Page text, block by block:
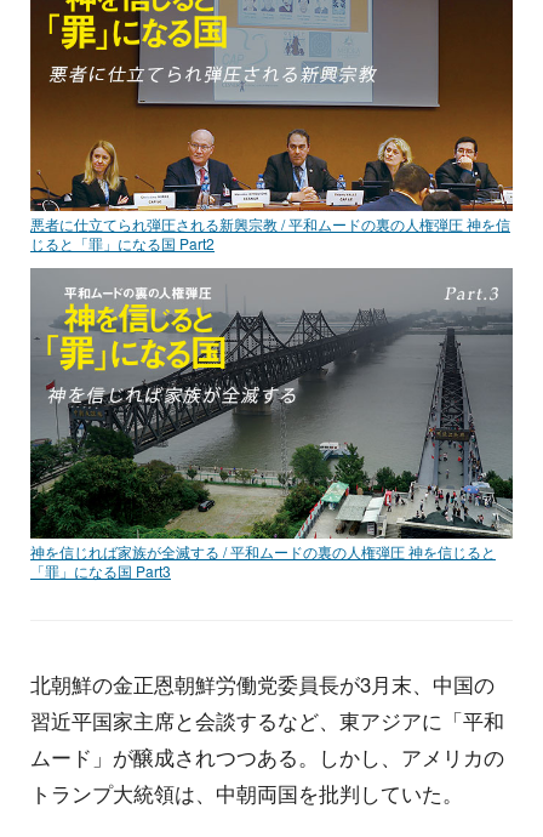
悪者に仕立てられ弾圧される新興宗教 / 平和ムードの裏の人権弾圧 神を信
じると「罪」になる国 Part2
神を信じれば家族が全滅する / 平和ムードの裏の人権弾圧 神を信じると
「罪」になる国 Part3
北朝鮮の金正恩朝鮮労働党委員長が3月末、中国の
習近平国家主席と会談するなど、東アジアに「平和
ムード」が醸成されつつある。しかし、アメリカの
トランプ大統領は、中朝両国を批判していた。